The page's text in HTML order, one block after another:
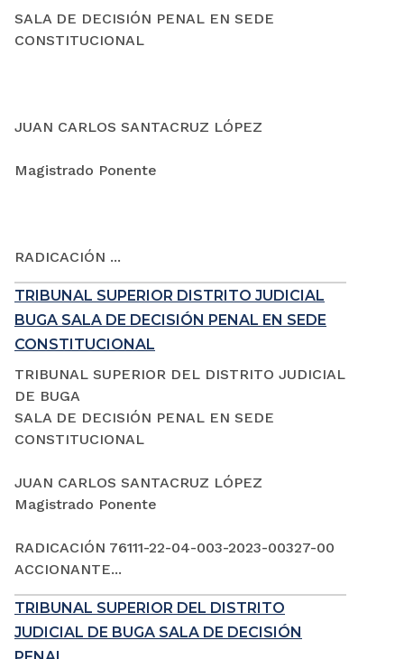
SALA DE DECISIÓN PENAL EN SEDE
CONSTITUCIONAL
JUAN CARLOS SANTACRUZ LÓPEZ
Magistrado Ponente
RADICACIÓN ...
TRIBUNAL SUPERIOR DISTRITO JUDICIAL
BUGA SALA DE DECISIÓN PENAL EN SEDE
CONSTITUCIONAL
TRIBUNAL SUPERIOR DEL DISTRITO JUDICIAL
DE BUGA
SALA DE DECISIÓN PENAL EN SEDE
CONSTITUCIONAL
JUAN CARLOS SANTACRUZ LÓPEZ
Magistrado Ponente
RADICACIÓN 76111-22-04-003-2023-00327-00
ACCIONANTE...
TRIBUNAL SUPERIOR DEL DISTRITO
JUDICIAL DE BUGA SALA DE DECISIÓN